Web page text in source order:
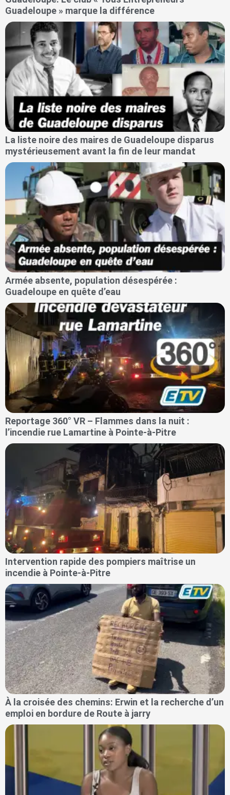
Guadeloupe » marque la différence
La liste noire des maires de Guadeloupe disparus
mystérieusement avant la fin de leur mandat
Armée absente, population désespérée :
Guadeloupe en quête d’eau
Reportage 360° VR – Flammes dans la nuit :
l’incendie rue Lamartine à Pointe-à-Pitre
Intervention rapide des pompiers maîtrise un
incendie à Pointe-à-Pitre
À la croisée des chemins: Erwin et la recherche d’un
emploi en bordure de Route à jarry